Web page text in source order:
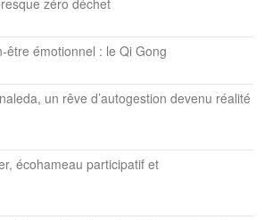
zéro déchet
être émotionnel : le Qi Gong
un rêve d’autogestion devenu réalité
écohameau participatif et